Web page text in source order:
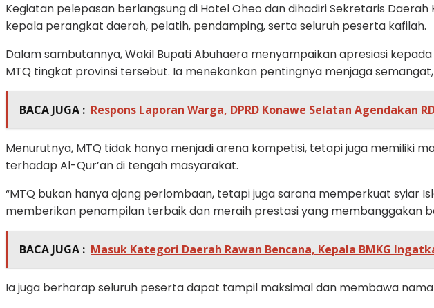
Kegiatan pelepasan berlangsung di Hotel Oheo dan dihadiri Sekretaris Daerah
kepala perangkat daerah, pelatih, pendamping, serta seluruh peserta kafilah.
Dalam sambutannya, Wakil Bupati Abuhaera menyampaikan apresiasi
MTQ tingkat provinsi tersebut. Ia menekankan pentingnya menjaga
BACA JUGA : Respons Laporan Warga, DPRD Konawe Selatan Agendakan
Menurutnya, MTQ tidak hanya menjadi arena kompetisi, tetapi juga memiliki
terhadap Al-Qur’an di tengah masyarakat.
“MTQ bukan hanya ajang perlombaan, tetapi juga sarana memperkuat syiar
memberikan penampilan terbaik dan meraih prestasi yang membanggakan
BACA JUGA : Masuk Kategori Daerah Rawan Bencana, Kepala BMKG
Ia juga berharap seluruh peserta dapat tampil maksimal dan membawa